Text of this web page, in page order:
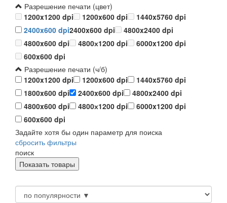
Разрешение печати (цвет)
1200x1200 dpi
1200x600 dpi
1440x5760 dpi
2400x600 dpi2400x600 dpi
4800x2400 dpi
4800x600 dpi
4800х1200 dpi
6000x1200 dpi
600x600 dpi
Разрешение печати (ч/б)
1200x1200 dpi
1200x600 dpi
1440x5760 dpi
1800x600 dpi
2400x600 dpi
4800x2400 dpi
4800x600 dpi
4800х1200 dpi
6000x1200 dpi
600x600 dpi
Задайте хотя бы один параметр для поиска
сбросить фильтры
поиск